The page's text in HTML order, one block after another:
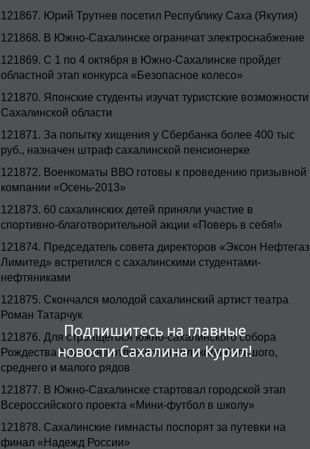
Подпишитесь на главные
новости Сахалина и Курил!
121867. Юрий Трутнев посетил Республику Саха (Якутия)
121868. В Южно-Сахалинске ограничат электроснабжение
121869. С 1 по 4 октября в Южно-Сахалинске пройдет
областной этап конкурса «Безопасное колесо»
121870. Японские студенты изучат туристские возможности
Сахалинской области
121871. За попытку хищения у Сбербанка более 400 тыс
руб., назначен штраф сахалинской пенсионерке
121872. Военкоматы ВВО готовы к проведению призывной
компании «Осень-2013»
121873. 60 сахалинских детей приняли участие в
спортивно-благотворительной акции «Поверь в себя!»
121874. Председатель совета директоров «Эксон Нефтегаз
Лимитед» встретился с сахалинскими студентами-
нефтяниками
121875. Скончался молодой сахалинский артист театра
Роман Татарчук
121876. Для строящегося южно-сахалинского собора
Рождества Христова отливаются колокола большого,
среднего и малого рядов
121877. В Южно-Сахалинске стартовал городской этап
Всероссийского проекта «Мини-футбол в школу»
121878. Сахалинские гимнасты поспорят за путевки на
финал «Надежд России»